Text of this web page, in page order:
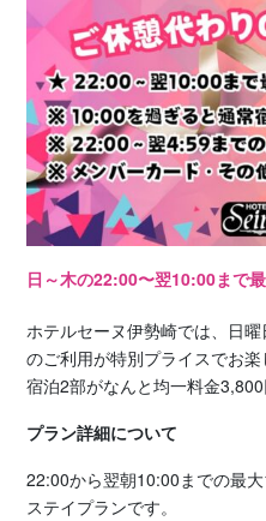
日～木の22:00〜翌10:00まで
ホテルセーヌ伊勢崎では、日
のご利用が特別プライスでお楽
宿泊2部がなんと均一料金3,800
プラン詳細について
22:00から翌朝10:00までの最
ステイプランです。